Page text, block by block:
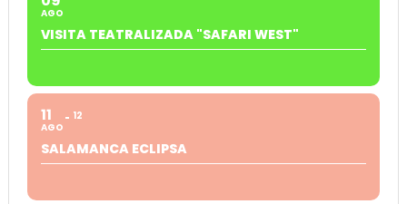
AGO
VISITA TEATRALIZADA "SAFARI WEST"
11
AGO
12
SALAMANCA ECLIPSA